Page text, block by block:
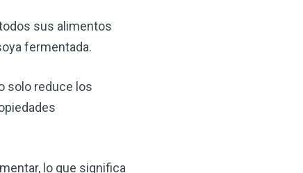
sus alimentos
fermentada.
solo reduce los
lo que significa
es un gran